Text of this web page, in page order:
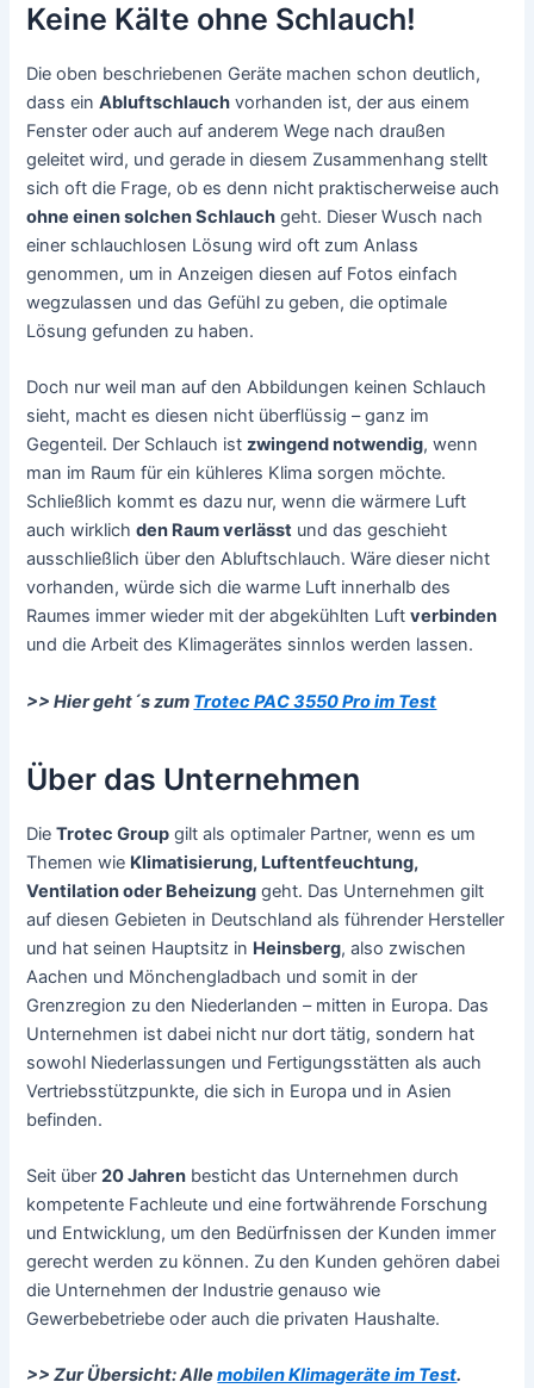
Keine Kälte ohne Schlauch!
Die oben beschriebenen Geräte machen schon deutlich,
dass einAbluftschlauch vorhanden ist, der aus einem
Fenster oder auch auf anderem Wege nach draußen
geleitet wird, und gerade in diesem Zusammenhang stellt
sich oft die Frage, ob es denn nicht praktischerweise auch
ohne einen solchen Schlauch geht. Dieser Wusch nach
einer schlauchlosen Lösung wird oft zum Anlass
genommen, um in Anzeigen diesen auf Fotos einfach
wegzulassen und das Gefühl zu geben, die optimale
Lösung gefunden zu haben.
Doch nur weil man auf den Abbildungen keinen Schlauch
sieht, macht es diesen nicht überflüssig – ganz im
Gegenteil. Der Schlauch istzwingend notwendig, wenn
man im Raum für ein kühleres Klima sorgen möchte.
Schließlich kommt es dazu nur, wenn die wärmere Luft
auch wirklichden Raum verlässt und das geschieht
ausschließlich über den Abluftschlauch. Wäre dieser nicht
vorhanden, würde sich die warme Luft innerhalb des
Raumes immer wieder mit der abgekühlten Luftverbinden
und die Arbeit des Klimagerätes sinnlos werden lassen.
>> Hier geht´s zum Trotec PAC 3550 Pro im Test
Über das Unternehmen
DieTrotec Group gilt als optimaler Partner, wenn es um
Themen wie Klimatisierung, Luftentfeuchtung,
Ventilation oder Beheizung geht. Das Unternehmen gilt
auf diesen Gebieten in Deutschland als führender Hersteller
und hat seinen Hauptsitz in Heinsberg, also zwischen
Aachen und Mönchengladbach und somit in der
Grenzregion zu den Niederlanden – mitten in Europa. Das
Unternehmen ist dabei nicht nur dort tätig, sondern hat
sowohl Niederlassungen und Fertigungsstätten als auch
Vertriebsstützpunkte, die sich in Europa und in Asien
befinden.
Seit über20 Jahren besticht das Unternehmen durch
kompetente Fachleute und eine fortwährende Forschung
und Entwicklung, um den Bedürfnissen der Kunden immer
gerecht werden zu können. Zu den Kunden gehören dabei
die Unternehmen der Industrie genauso wie
Gewerbebetriebe oder auch die privaten Haushalte.
>> Zur Übersicht: Allemobilen Klimageräte im Test.